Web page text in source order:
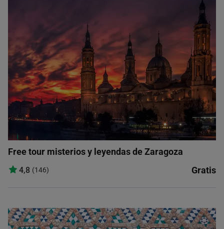
Free tour misterios y leyendas de Zaragoza
4,8 (146) Gratis